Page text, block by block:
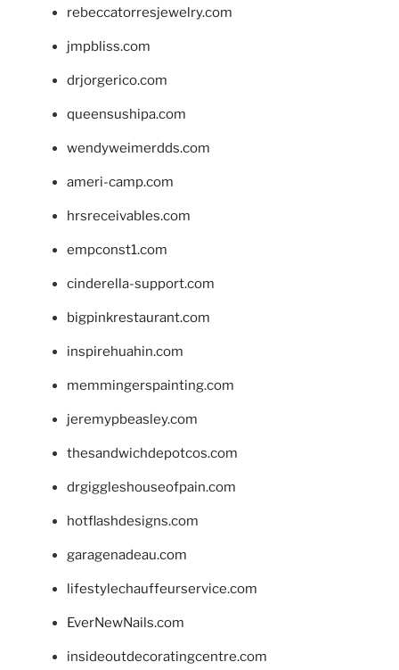
rebeccatorresjewelry.com
jmpbliss.com
drjorgerico.com
queensushipa.com
wendyweimerdds.com
ameri-camp.com
hrsreceivables.com
empconst1.com
cinderella-support.com
bigpinkrestaurant.com
inspirehuahin.com
memmingerspainting.com
jeremypbeasley.com
thesandwichdepotcos.com
drgiggleshouseofpain.com
hotflashdesigns.com
garagenadeau.com
lifestylechauffeurservice.com
EverNewNails.com
insideoutdecoratingcentre.com